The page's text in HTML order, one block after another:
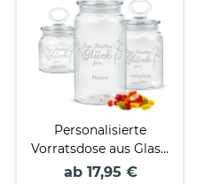
Personalisierte
Vorratsdose aus Glas -
Eine Portion Glück -
ab 17,95 €